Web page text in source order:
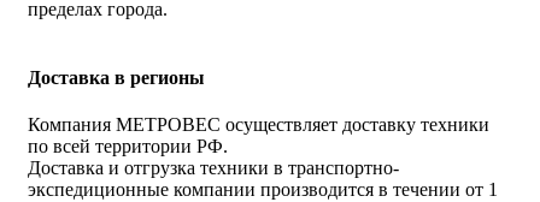
пределах города.
Доставка в регионы
Компания МЕТРОВЕС осуществляет доставку техники
по всей территории РФ.
Доставка и отгрузка техники в транспортно-
экспедиционные компании производится в течении от 1